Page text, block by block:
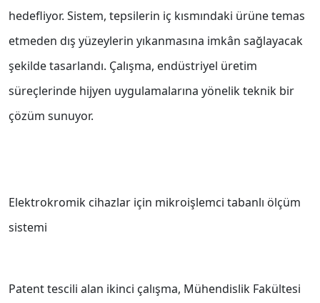
hedefliyor. Sistem, tepsilerin iç kısmındaki ürüne temas
etmeden dış yüzeylerin yıkanmasına imkân sağlayacak
şekilde tasarlandı. Çalışma, endüstriyel üretim
süreçlerinde hijyen uygulamalarına yönelik teknik bir
çözüm sunuyor.
Elektrokromik cihazlar için mikroişlemci tabanlı ölçüm
sistemi
Patent tescili alan ikinci çalışma, Mühendislik Fakültesi